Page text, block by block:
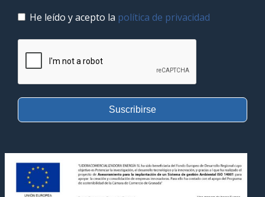
He leído y acepto la política de privacidad
Suscribirse